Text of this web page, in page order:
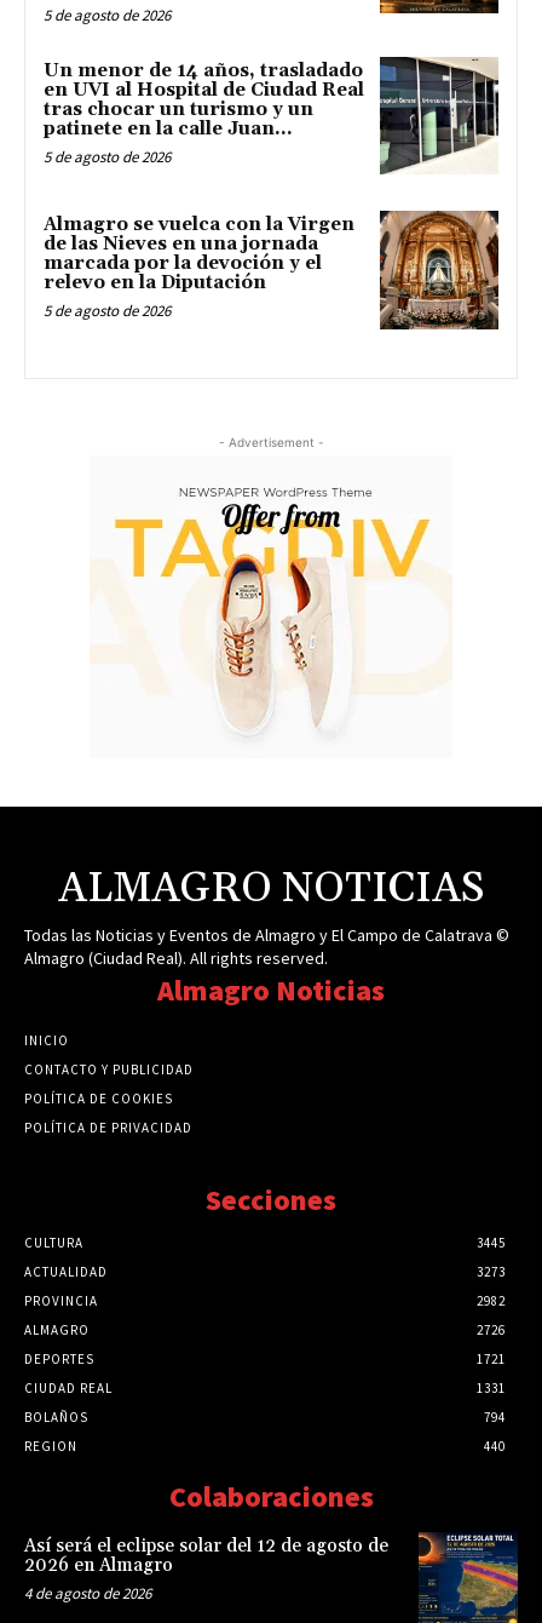
5 de agosto de 2026
Un menor de 14 años, trasladado
en UVI al Hospital de Ciudad Real
tras chocar un turismo y un
patinete en la calle Juan...
5 de agosto de 2026
Almagro se vuelca con la Virgen
de las Nieves en una jornada
marcada por la devoción y el
relevo en la Diputación
5 de agosto de 2026
- Advertisement -
ALMAGRO NOTICIAS
Todas las Noticias y Eventos de Almagro y El Campo de Calatrava ©
Almagro (Ciudad Real). All rights reserved.
Almagro Noticias
INICIO
CONTACTO Y PUBLICIDAD
POLÍTICA DE COOKIES
POLÍTICA DE PRIVACIDAD
Secciones
CULTURA
3445
ACTUALIDAD
3273
PROVINCIA
2982
ALMAGRO
2726
DEPORTES
1721
CIUDAD REAL
1331
BOLAÑOS
794
REGION
440
Colaboraciones
Así será el eclipse solar del 12 de agosto de
2026 en Almagro
4 de agosto de 2026